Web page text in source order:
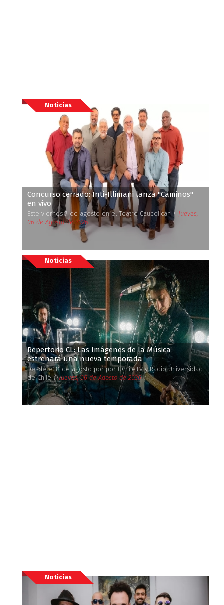
Noticias
Concurso cerrado: Inti-Illimani lanza ''Caminos''
en vivo
Este viernes 7 de agosto en el Teatro Caupolicán / Jueves,
06 de Agosto de 2026
Noticias
Repertorio CL: Las Imágenes de la Música
estrenará una nueva temporada
Desde el 8 de agosto por por UChileTV y Radio Universidad
de Chile /Jueves, 06 de Agosto de 2026
Noticias